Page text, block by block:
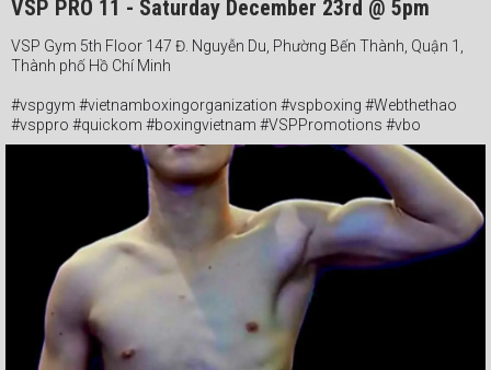
VSP PRO 11 - Saturday December 23rd @ 5pm
VSP Gym 5th Floor 147 Đ. Nguyễn Du, Phường Bến Thành, Quận 1,
Thành phố Hồ Chí Minh
#vspgym #vietnamboxingorganization #vspboxing #Webthethao
#vsppro #quickom #boxingvietnam #VSPPromotions #vbo